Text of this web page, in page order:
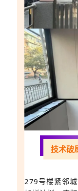
技术破
279号楼紧邻